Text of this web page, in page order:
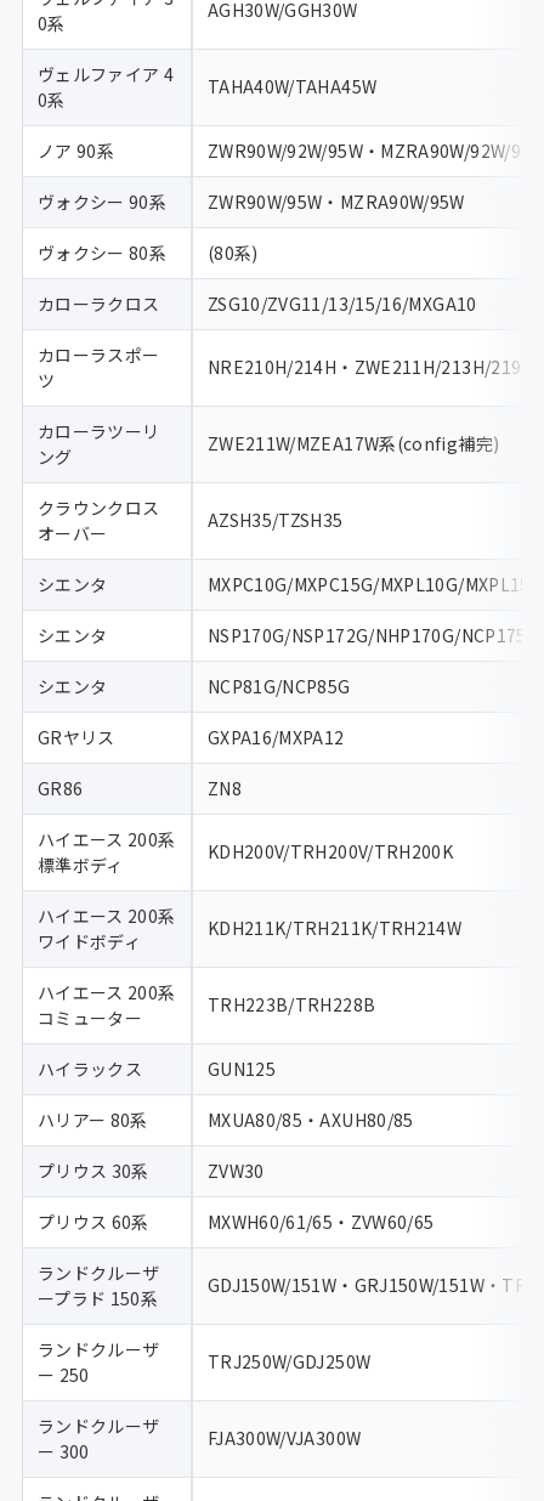
0系
AGH30W/GGH30W
ヴェルファイア 4
0系
TAHA40W/TAHA45W
ノア 90系 ZWR90W/92W/95W・MZRA90W/92W/
ヴォクシー 90系 ZWR90W/95W・MZRA90W/95W
ヴォクシー 80系 (80系)
カローラクロス ZSG10/ZVG11/13/15/16/MXGA10
カローラスポー
ツ
NRE210H/214H・ZWE211H/213H/219H
カローラツーリ
ング
ZWE211W/MZEA17W系(config補完)
クラウンクロス
オーバー
AZSH35/TZSH35
シエンタ MXPC10G/MXPC15G/MXPL10G/MXPL15G
シエンタ NSP170G/NSP172G/NHP170G/NCP175G
シエンタ NCP81G/NCP85G
GRヤリス GXPA16/MXPA12
GR86 ZN8
ハイエース 200系
標準ボディ
KDH200V/TRH200V/TRH200K
ハイエース 200系
ワイドボディ
KDH211K/TRH211K/TRH214W
ハイエース 200系
コミューター
TRH223B/TRH228B
ハイラックス GUN125
ハリアー 80系 MXUA80/85・AXUH80/85
プリウス 30系 ZVW30
プリウス 60系 MXWH60/61/65・ZVW60/65
ランドクルーザ
ープラド 150系
GDJ150W/151W・GRJ150W/151W・
ランドクルーザ
ー 250
TRJ250W/GDJ250W
ランドクルーザ
ー 300
FJA300W/VJA300W